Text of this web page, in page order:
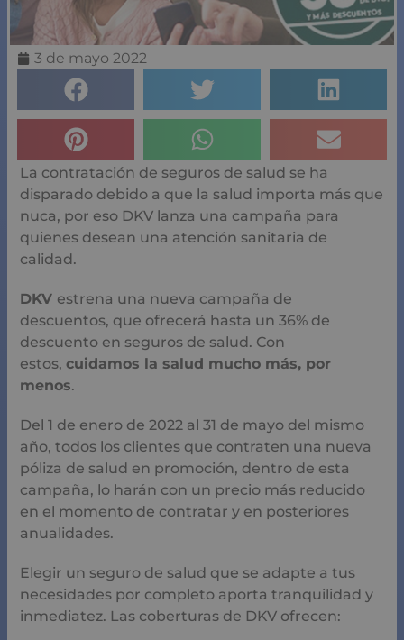
3 de mayo 2022
La contratación de seguros de salud se ha
disparado debido a que la salud importa más que
nuca, por eso DKV lanza una campaña para
quienes desean una atención sanitaria de
calidad.
DKV estrena una nueva campaña de
descuentos, que ofrecerá hasta un 36% de
descuento en seguros de salud. Con
estos, cuidamos la salud mucho más, por
menos.
Del 1 de enero de 2022 al 31 de mayo del mismo
año, todos los clientes que contraten una nueva
póliza de salud en promoción, dentro de esta
campaña, lo harán con un precio más reducido
en el momento de contratar y en posteriores
anualidades.
Elegir un seguro de salud que se adapte a tus
necesidades por completo aporta tranquilidad y
inmediatez. Las coberturas de DKV ofrecen: